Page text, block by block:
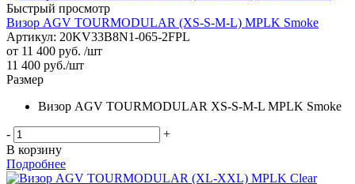
Быстрый просмотр
Визор AGV TOURMODULAR (XS-S-M-L) MPLK Smoke
Артикул: 20KV33B8N1-065-2FPL
от 11 400 руб. /шт
11 400 руб./шт
Размер
Визор AGV TOURMODULAR XS-S-M-L MPLK Smoke
-
+
В корзину
Подробнее